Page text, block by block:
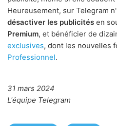
Heureusement, sur Telegram
désactiver les publicités en
Premium, et bénéficier de
exclusives, dont les nouvelles
Professionnel.
31 mars 2024
L'équipe Telegram